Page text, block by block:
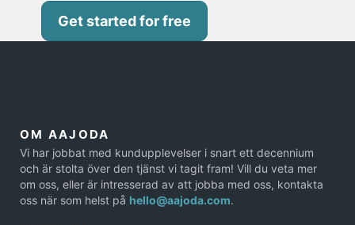
Get started for free
OM AAJODA
Vi har jobbat med kundupplevelser i snart ett decennium
och är stolta över den tjänst vi tagit fram! Vill du veta mer
om oss, eller är intresserad av att jobba med oss, kontakta
oss när som helst på hello@aajoda.com.